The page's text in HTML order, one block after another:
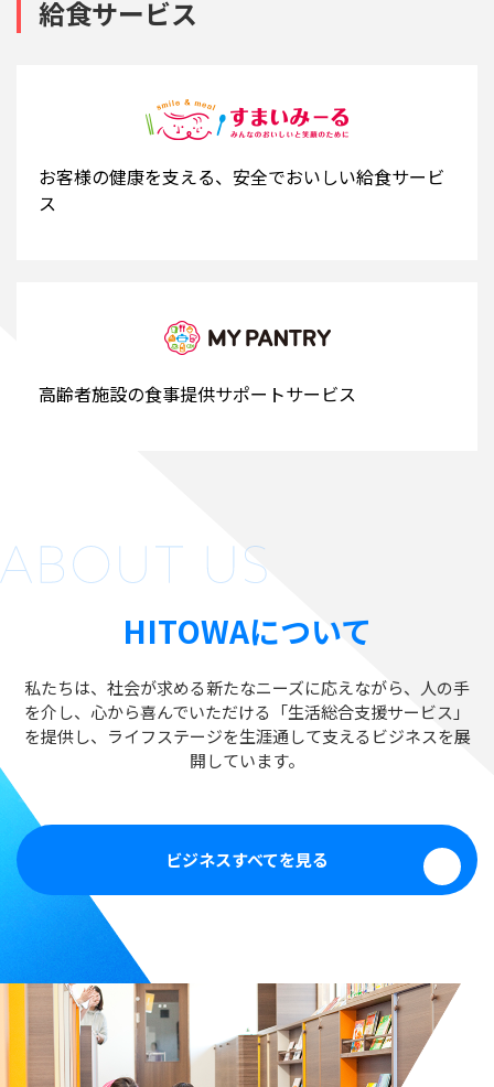
給食サービス
お客様の健康を支える、安全でおいしい給食サービ
ス
高齢者施設の食事提供サポートサービス
HITOWAについて
私たちは、社会が求める新たなニーズに応えながら、人の手
を介し、 心から喜んでいただける「生活総合支援サービス」
を提供し、
ライフステージを生涯通して支えるビジネスを展
開しています。
ビジネスすべてを見る